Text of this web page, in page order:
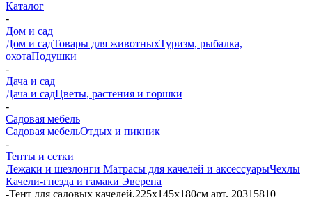
Каталог
-
Дом и сад
Дом и садТовары для животныхТуризм, рыбалка,
охотаПодушки
-
Дача и сад
Дача и садЦветы, растения и горшки
-
Садовая мебель
Садовая мебельОтдых и пикник
-
Тенты и сетки
Лежаки и шезлонги Матрасы для качелей и аксессуарыЧехлы
Качели-гнезда и гамаки Эверена
-Тент для садовых качелей,225х145х180см арт. 20315810